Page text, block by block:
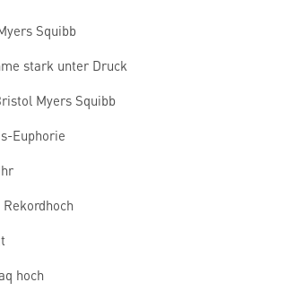
Squibb
stark unter Druck
Myers Squibb
Euphorie
hoch